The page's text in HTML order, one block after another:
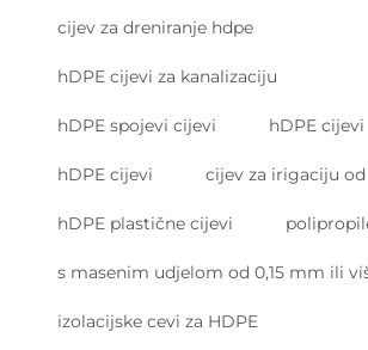
cijev za dreniranje hdpe
hDPE cijevi za kanalizaciju
hDPE spojevi cijevi hDPE cijevi
hDPE cijevi cijev za irigaciju
hDPE plastične cijevi
s masenim udjelom od 0,15 mm ili
izolacijske cevi za HDPE